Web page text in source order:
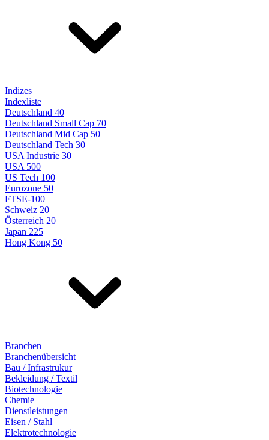
Indizes
Indexliste
Deutschland 40
Deutschland Small Cap 70
Deutschland Mid Cap 50
Deutschland Tech 30
USA Industrie 30
USA 500
US Tech 100
Eurozone 50
FTSE-100
Schweiz 20
Österreich 20
Japan 225
Hong Kong 50
Branchen
Branchenübersicht
Bau / Infrastrukur
Bekleidung / Textil
Biotechnologie
Chemie
Dienstleistungen
Eisen / Stahl
Elektrotechnologie